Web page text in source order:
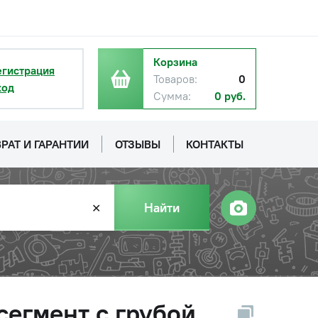
Корзина
Товаров:
0
Сумма:
0 руб.
И ГАРАНТИИ ОТЗЫВЫ КОНТАКТЫ
✕ Найти